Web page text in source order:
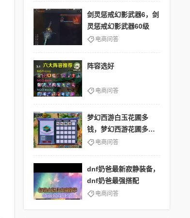
剑灵惩戒幻影武器6，剑
灵惩戒幻影武器60级
电商问答
阵容选好
电商问答
梦幻西游白玉花圃多
钱，梦幻西游花圃多少
钱 电商问答
dnf奶爸最新寂静装备，
dnf奶爸最强搭配
电商问答